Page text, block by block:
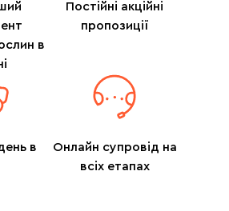
в
Постійні акційні
пропозиції
в
Онлайн супровід на
всіх етапах